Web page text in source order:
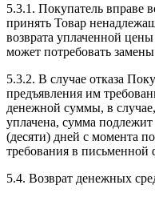
5.3.1. Покупатель вправе
принять Товар
возврата уплаченной
может потребовать
5.3.2. В случае отказа
предъявления им
денежной суммы, в
уплачена, сумма
(десяти) дней с момента
требования в письменной
5.4. Возврат денежных